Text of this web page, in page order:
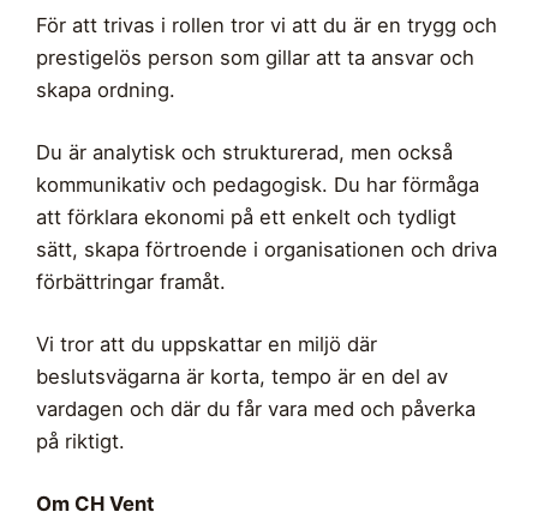
För att trivas i rollen tror vi att du är en trygg och
prestigelös person som gillar att ta ansvar och
skapa ordning.
Du är analytisk och strukturerad, men också
kommunikativ och pedagogisk. Du har förmåga
att förklara ekonomi på ett enkelt och tydligt
sätt, skapa förtroende i organisationen och driva
förbättringar framåt.
Vi tror att du uppskattar en miljö där
beslutsvägarna är korta, tempo är en del av
vardagen och där du får vara med och påverka
på riktigt.
Om CH Vent